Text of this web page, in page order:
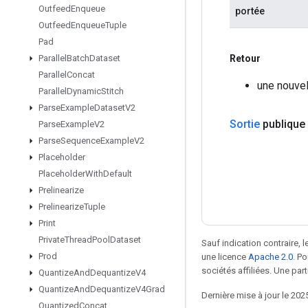
OutfeedEnqueue
OutfeedEnqueueTuple
Pad
Parallel BatchDataset
Parallel Concat
Parallel DynamicStitch
ParseExampleDatasetV2
ParseExampleV2
ParseSequenceExampleV2
Placeholder
PlaceholderWithDefault
Prelinearize
PrelinearizeTuple
Print
PrivateThreadPool Dataset
Prod
QuantizeAndDequantizeV4
QuantizeAndDequantizeV4Grad
QuantizedConcat
portée
Retour
une
Sortie publique
Sauf indication contraire,
une licence Apache 2.0 .
sociétés affiliées. Une
Dernière mise à jour le